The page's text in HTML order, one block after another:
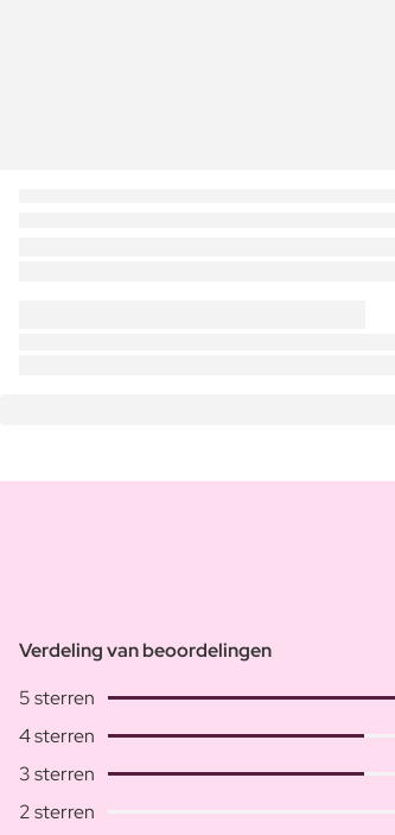
Verdeling van beoordelingen
5 sterren
4 sterren
3 sterren
2 sterren